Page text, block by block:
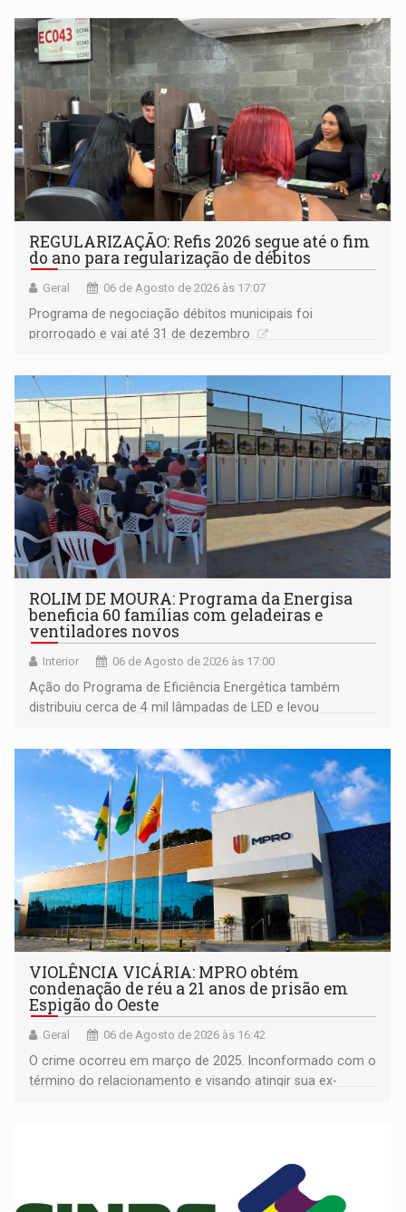
Goiás
REGULARIZAÇÃO: Refis 2026 segue até o fim
do ano para regularização de débitos
Geral 06 de Agosto de 2026 às 17:07
Programa de negociação débitos municipais foi
prorrogado e vai até 31 de dezembro
ROLIM DE MOURA: Programa da Energisa
beneficia 60 famílias com geladeiras e
ventiladores novos
Interior 06 de Agosto de 2026 às 17:00
Ação do Programa de Eficiência Energética também
distribuiu cerca de 4 mil lâmpadas de LED e levou
comunidade
VIOLÊNCIA VICÁRIA: MPRO obtém
condenação de réu a 21 anos de prisão em
Espigão do Oeste
Geral 06 de Agosto de 2026 às 16:42
O crime ocorreu em março de 2025. Inconformado com o
término do relacionamento e visando atingir sua ex-